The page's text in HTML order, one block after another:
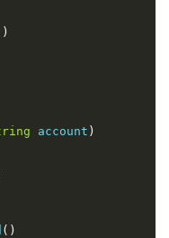
.
account )
()